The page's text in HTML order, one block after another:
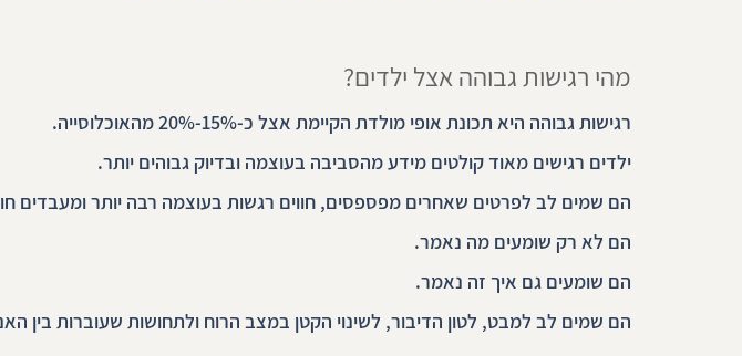
מהי רגישות גבוהה אצל ילדים?
רגישות גבוהה היא תכונת אופי מולדת הקיימת אצל כ-15%-20% מהאוכלוסייה.
ילדים רגישים מאוד קולטים מידע מהסביבה בעוצמה ובדיוק גבוהים יותר.
הם שמים לב לפרטים שאחרים מפספסים, חווים רגשות בעוצמה רבה יותר ומעבדים
הם לא רק שומעים מה נאמר.
הם שומעים גם איך זה נאמר.
הם שמים לב למבט, לטון הדיבור, לשינוי הקטן במצב הרוח ולתחושות שעוברות בין